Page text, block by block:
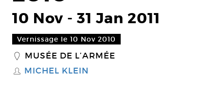
10 Nov - 31 Jan 2011
Vernissage le 10 Nov 2010
_ MUSÉE DE L’ARMÉE
S MICHEL KLEIN